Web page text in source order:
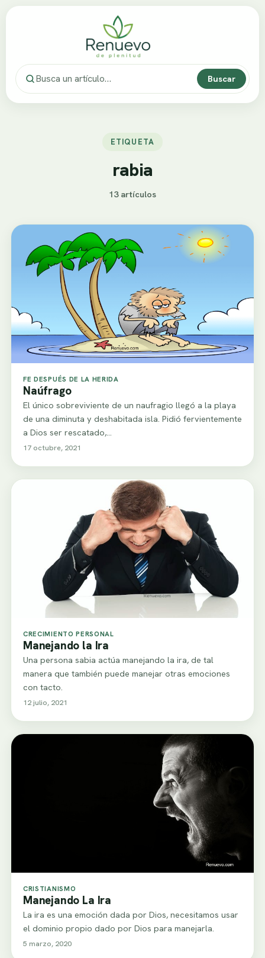
Buscar
ETIQUETA
rabia
13 artículos
FE DESPUÉS DE LA HERIDA
Naúfrago
El único sobreviviente de un naufragio llegó a la playa
de una diminuta y deshabitada isla. Pidió fervientemente
a Dios ser rescatado,…
17 octubre, 2021
CRECIMIENTO PERSONAL
Manejando la Ira
Una persona sabia actúa manejando la ira, de tal
manera que también puede manejar otras emociones
con tacto.
12 julio, 2021
CRISTIANISMO
Manejando La Ira
La ira es una emoción dada por Dios, necesitamos usar
el dominio propio dado por Dios para manejarla.
5 marzo, 2020